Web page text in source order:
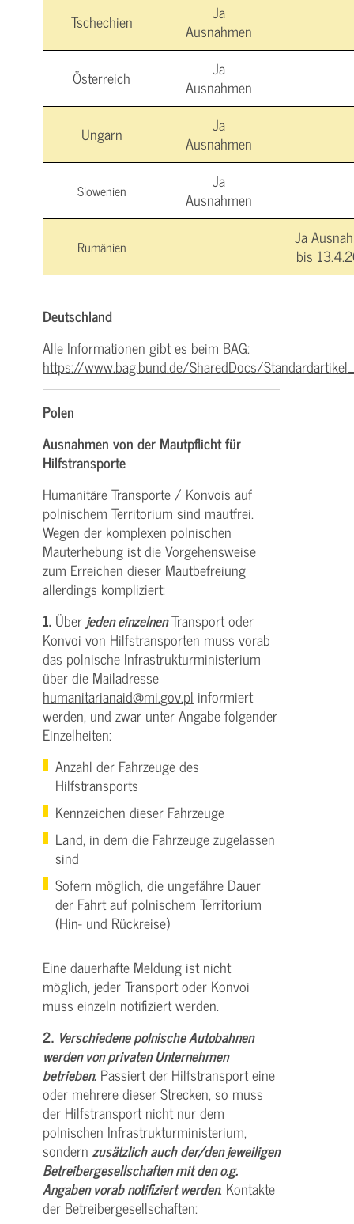
Tschechien
Ja
Ausnahmen
Österreich
Ja
Ausnahmen
Ungarn
Ja
Ausnahmen
Slowenien
Ja
Ausnahmen
Rumänien
Ja
bis
Deutschland
Alle Informationen gibt es beim BAG:
https://www.bag.bund.de/SharedDocs/
Polen
Ausnahmen von der Mautpflicht für
Hilfstransporte
Humanitäre Transporte / Konvois auf
polnischem Territorium sind mautfrei.
Wegen der komplexen polnischen
Mauterhebung ist die Vorgehensweise
zum Erreichen dieser Mautbefreiung
allerdings kompliziert:
1. Überjeden einzelnenTransport oder
Konvoi von Hilfstransporten muss vorab
das polnische Infrastrukturministerium
über die Mailadresse
humanitarianaid@mi.gov.pl informiert
werden, und zwar unter Angabe folgender
Einzelheiten:
Anzahl der Fahrzeuge des
Hilfstransports
Kennzeichen dieser Fahrzeuge
Land, in dem die Fahrzeuge zugelassen
sind
Sofern möglich, die ungefähre Dauer
der Fahrt auf polnischem Territorium
(Hin- und Rückreise)
Eine dauerhafte Meldung ist nicht
möglich, jeder Transport oder Konvoi
muss einzeln notifiziert werden.
2. Verschiedene polnische Autobahnen
werden von privaten Unternehmen
betrieben. Passiert der Hilfstransport eine
oder mehrere dieser Strecken, so muss
der Hilfstransport nicht nur dem
polnischen Infrastrukturministerium,
sondern zusätzlich auch der/den jeweiligen
Betreibergesellschaften mit den o.g.
Angaben vorab notifiziert werden. Kontakte
der Betreibergesellschaften: